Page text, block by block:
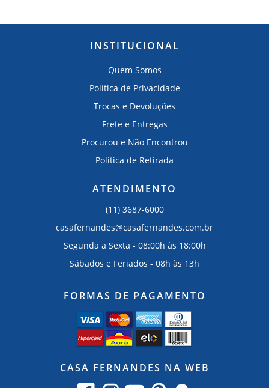
INSTITUCIONAL
Quem Somos
Política de Privacidade
Trocas e Devoluções
Frete e Entregas
Procurou e Não Encontrou
Politica de Retirada
ATENDIMENTO
(11) 3687-6000
casafernandes@casafernandes.com.br
Segunda a Sexta - 08:00h às 18:00h
Sábados e Feriados - 08h às 13h
FORMAS DE PAGAMENTO
CASA FERNANDES NA WEB